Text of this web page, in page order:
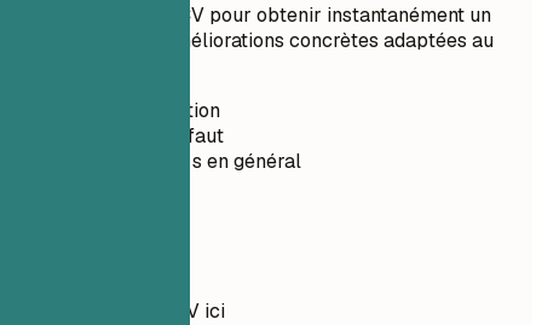
Téléchargez votre CV pour obtenir instantanément un
score ATS et des améliorations concrètes adaptées au
Sans inscription
Privé par défaut
Moins de 30 s en général
Déposez votre CV ici